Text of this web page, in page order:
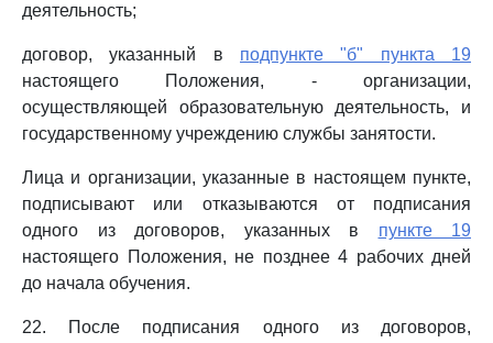
деятельность;
договор, указанный в подпункте "б" пункта 19
настоящего Положения, - организации,
осуществляющей образовательную деятельность, и
государственному учреждению службы занятости.
Лица и организации, указанные в настоящем пункте,
подписывают или отказываются от подписания
одного из договоров, указанных в пункте 19
настоящего Положения, не позднее 4 рабочих дней
до начала обучения.
22. После подписания одного из договоров,